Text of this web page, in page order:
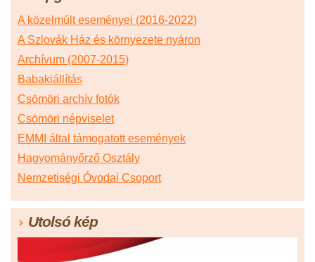
A közelmúlt eseményei (2016-2022)
A Szlovák Ház és környezete nyáron
Archívum (2007-2015)
Babakiállítás
Csömöri archív fotók
Csömöri népviselet
EMMI által támogatott események
Hagyományőrző Osztály
Nemzetiségi Óvodai Csoport
Utolsó kép